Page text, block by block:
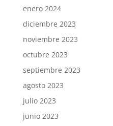
enero 2024
diciembre 2023
noviembre 2023
octubre 2023
septiembre 2023
agosto 2023
julio 2023
junio 2023